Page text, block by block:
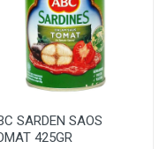
SARDEN SAOS
425GR